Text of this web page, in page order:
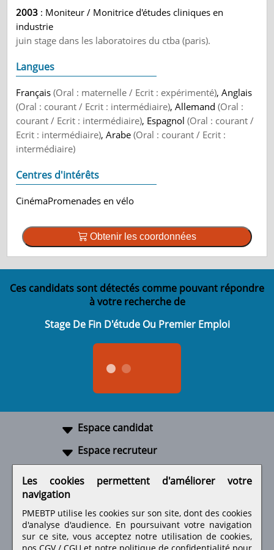
2003 : Moniteur / Monitrice d'études cliniques en
industrie
juin stage dans les laboratoires du ctba (paris).
Langues
Français(Oral : maternelle / Ecrit : expérimenté), Anglais
(Oral : courant / Ecrit : intermédiaire), Allemand(Oral :
courant / Ecrit : intermédiaire), Espagnol(Oral : courant /
Ecrit : intermédiaire), Arabe(Oral : courant / Ecrit :
intermédiaire)
Centres d'intérêts
CinémaPromenades en vélo
Obtenir les coordonnées
Ces candidats sont détectés comme pouvant répondre
à votre recherche de
Stage De Fin D'étude Ou Premier Emploi
Espace candidat
Espace recruteur
Les cookies permettent d'améliorer votre
navigation
PMEBTP utilise les cookies sur son site, dont des cookies
d'analyse d'audience. En poursuivant votre navigation
sur ce site, vous acceptez notre utilisation de cookies,